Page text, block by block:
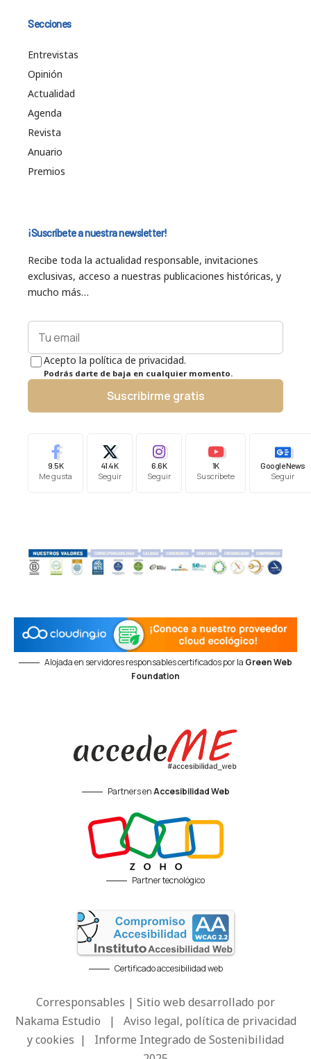
Secciones
Entrevistas
Opinión
Actualidad
Agenda
Revista
Anuario
Premios
¡Suscríbete a nuestra newsletter!
Recibe toda la actualidad responsable, invitaciones
exclusivas, acceso a nuestras publicaciones históricas, y
mucho más…
Acepto la política de privacidad.
Podrás darte de baja en cualquier momento.
Suscribirme gratis
9.5K
Me gusta
41.4K
Seguir
6.6K
Seguir
1K
Suscríbete
Google News
Seguir
Alojada en servidores responsables certificados por la Green Web
Foundation
Partners enAccesibilidad Web
Partner tecnológico
Certificado accesibilidad web
Corresponsables | Sitio web desarrollado por
Nakama Estudio | Aviso legal, política de privacidad
y cookies | Informe Integrado de Sostenibilidad